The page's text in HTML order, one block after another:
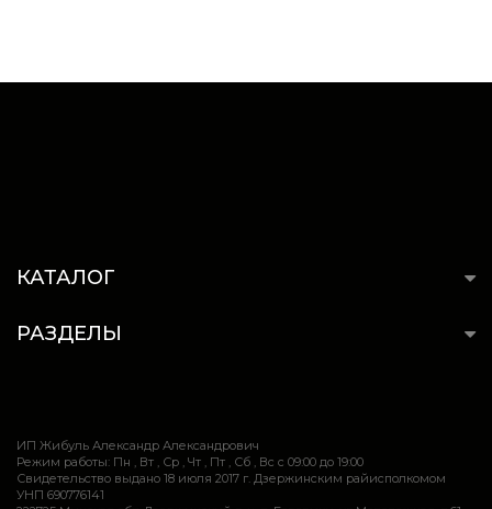
КАТАЛОГ
РАЗДЕЛЫ
ИП Жибуль Александр Александрович
Режим работы: Пн , Вт , Ср , Чт , Пт , Сб , Вс c 09:00 до 19:00
Свидетельство выдано 18 июля 2017 г. Дзержинским райисполкомом
УНП 690776141